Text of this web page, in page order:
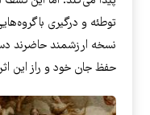
توطئه و درگیری با
نسخه ارزشمند حاضرند دست
حفظ جان خود و راز این